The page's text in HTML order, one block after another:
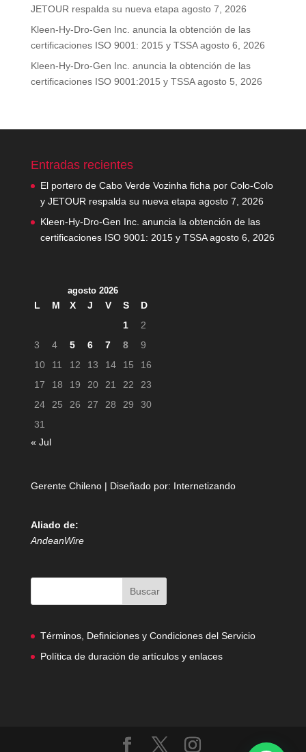
JETOUR respalda su nueva etapa agosto 7, 2026
Kleen-Hy-Dro-Gen Inc. anuncia la obtención de las
certificaciones ISO 9001: 2015 y TSSA agosto 6, 2026
Kleen-Hy-Dro-Gen Inc. anuncia la obtención de las
certificaciones ISO 9001:2015 y TSSA agosto 5, 2026
Entradas recientes
El portero de Cabo Verde Vozinha ficha por Colo-Colo
y JETOUR respalda su nueva etapa agosto 7, 2026
Kleen-Hy-Dro-Gen Inc. anuncia la obtención de las
certificaciones ISO 9001: 2015 y TSSA agosto 6, 2026
agosto 2026
L M X J V S
D
1
2
3
4 5 6 7 8
9
10
11 12 13 14 15
16
17
18 19 20 21 22
23
24
25 26 27 28 29
30
31
« Jul
Gerente Chileno | Diseñado por: Internetizando
Aliado de:
AndeanWire
Términos, Definiciones y Condiciones del Servicio
Política de duración de artículos y enlaces